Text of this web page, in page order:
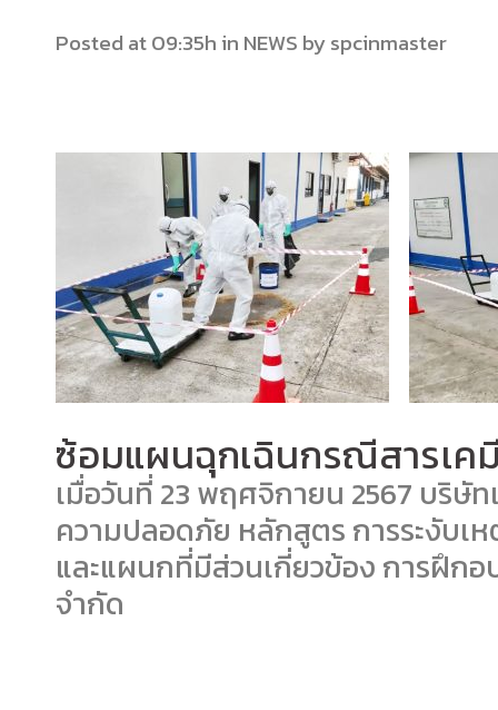
Posted at 09:35h in NEWS byspcinmaster
ซ้อมแผนฉุกเฉินกรณีสารเค
เมื่อวันที่ 23 พฤศจิกายน 2567 บริ
ความปลอดภัย หลักสูตร การระงับเ
และแผนกที่มีส่วนเกี่ยวข้อง การฝึ
จำกัด